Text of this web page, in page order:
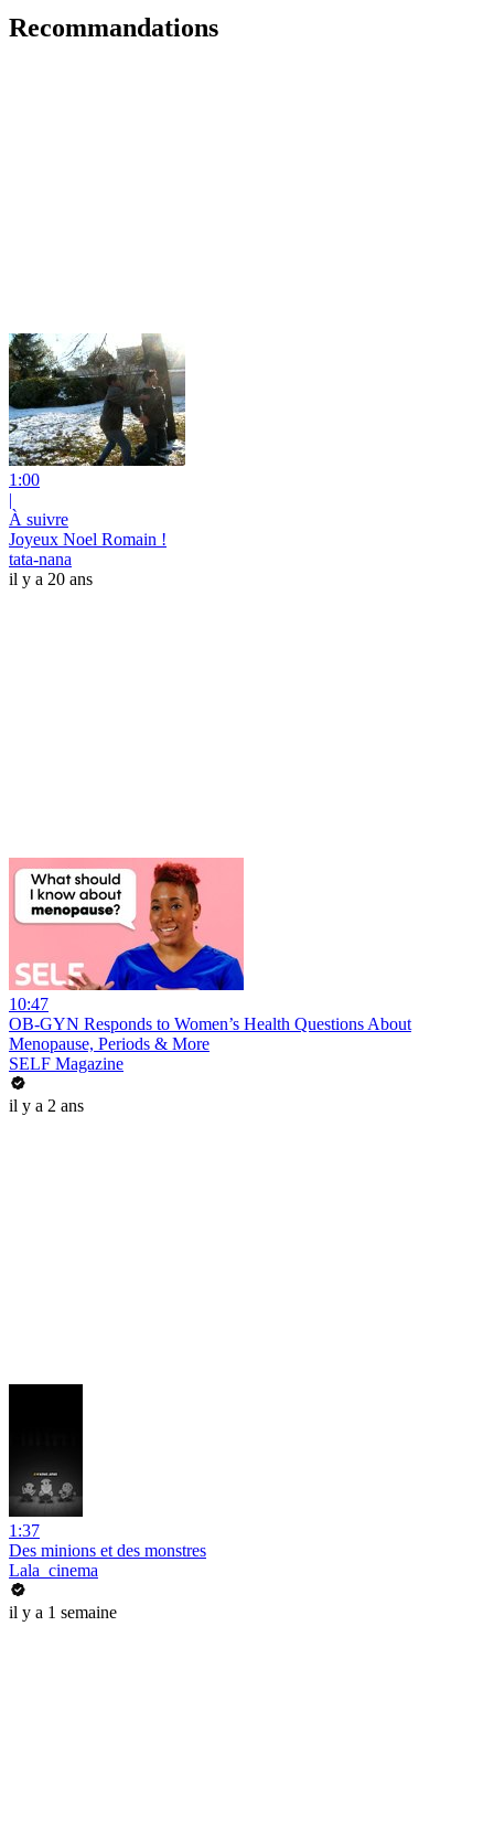
Recommandations
1:00
|
À suivre
Joyeux Noel Romain !
tata-nana
il y a 20 ans
10:47
OB-GYN Responds to Women’s Health Questions About
Menopause, Periods & More
SELF Magazine
il y a 2 ans
1:37
Des minions et des monstres
Lala_cinema
il y a 1 semaine